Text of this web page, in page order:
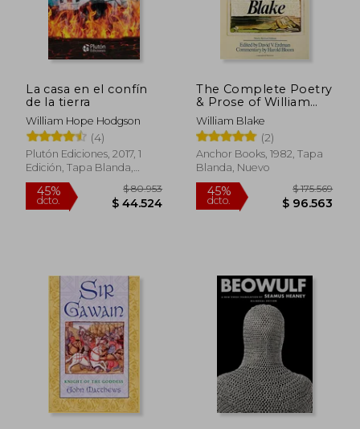
La casa en el confín
de la tierra
William Hope Hodgson
(4)
Plutón Ediciones, 2017, 1
Edición, Tapa Blanda,
Nuevo
The Complete Poetry
& Prose of William
Blake (en Inglés)
William Blake
(2)
Anchor Books, 1982, Tapa
Blanda, Nuevo